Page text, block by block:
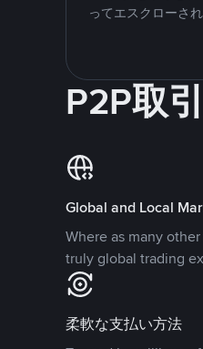
ってエスクローされ
P2P取
Global and Local
Where as many
truly global trading
柔軟な支払い方法